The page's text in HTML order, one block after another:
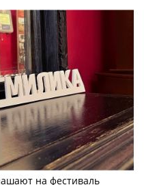
на фестиваль